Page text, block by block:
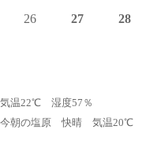
26 27
28
温22℃ 湿度57％
今朝の塩原 快晴 気温20℃